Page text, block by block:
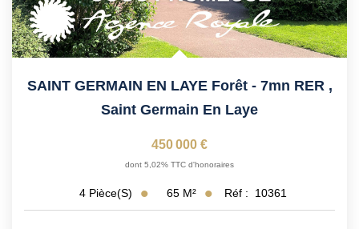
SAINT GERMAIN EN LAYE Forêt - 7mn RER ,
Saint Germain En Laye
450 000 €
dont 5,02% TTC d'honoraires
4 Pièce(s) 65 M² Réf : 10361